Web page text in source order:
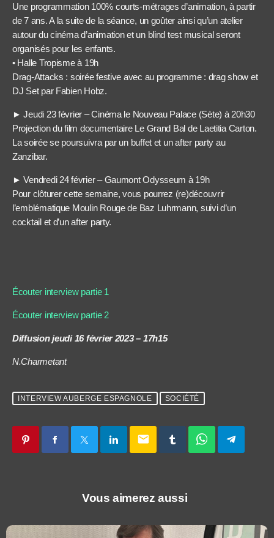
Une programmation 100% courts-métrages d’animation, à partir
de 7 ans. A la suite de la séance, un goûter ainsi qu’un atelier
autour du cinéma d’animation et un blind test musical seront
organisés pour les enfants.
• Halle Tropisme à 19h
Drag-Attacks : soirée festive avec au programme : drag show et
DJ Set par Fabien Hobz.
► Jeudi 23 février – Cinéma le Nouveau Palace (Sète) à 20h30
Projection du film documentaire Le Grand Bal de Laetitia Carton.
La soirée se poursuivra par un buffet et un after party au
Zanzibar.
► Vendredi 24 février – Gaumont Odysseum à 19h
Pour clôturer cette semaine, vous pourrez (re)découvrir
l’emblématique Moulin Rouge de Baz Luhrmann, suivi d’un
cocktail et d’un after party.
Écouter interview partie 1
Écouter interview partie 2
Diffusion jeudi 16 février 2023 – 17h15
N.Charmetant
INTERVIEW AUBERGE ESPAGNOLE SOCIÉTÉ
email
Vous aimerez aussi